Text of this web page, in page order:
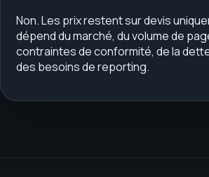
Non. Les prix restent sur devis
dépend du marché, du volume de
contraintes de conformité, de la
des besoins de reporting.